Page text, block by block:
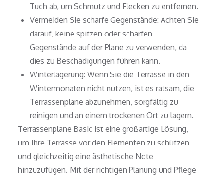
Tuch ab, um Schmutz und Flecken zu entfernen.
Vermeiden Sie scharfe Gegenstände: Achten Sie
darauf, keine spitzen oder scharfen
Gegenstände auf der Plane zu verwenden, da
dies zu Beschädigungen führen kann.
Winterlagerung: Wenn Sie die Terrasse in den
Wintermonaten nicht nutzen, ist es ratsam, die
Terrassenplane abzunehmen, sorgfältig zu
reinigen und an einem trockenen Ort zu lagern.
Terrassenplane Basic ist eine großartige Lösung,
um Ihre Terrasse vor den Elementen zu schützen
und gleichzeitig eine ästhetische Note
hinzuzufügen. Mit der richtigen Planung und Pflege